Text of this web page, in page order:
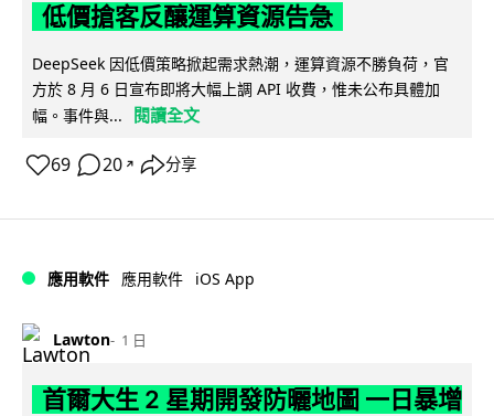
低價搶客反釀運算資源告急
DeepSeek 因低價策略掀起需求熱潮，運算資源不勝負荷，官
方於 8 月 6 日宣布即將大幅上調 API 收費，惟未公布具體加
幅。事件與...
閱讀全文
69 20 ↗ 分享
應用軟件 應用軟件 iOS App
Lawton 1 日
首爾大生 2 星期開發防曬地圖 一日暴增